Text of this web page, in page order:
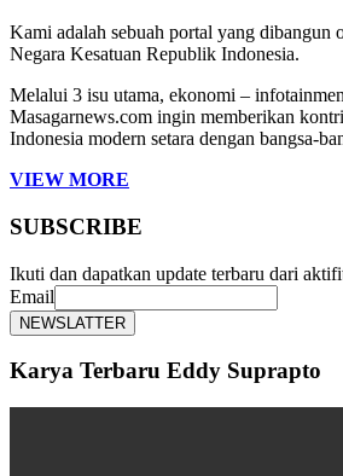
Kami adalah sebuah portal yang dibangun
Negara Kesatuan Republik Indonesia.
Melalui 3 isu utama, ekonomi –
Masagarnews.com ingin memberikan
Indonesia modern setara dengan bangsa-
VIEW MORE
SUBSCRIBE
Ikuti dan dapatkan update terbaru dari
Email
Karya Terbaru Eddy Suprapto